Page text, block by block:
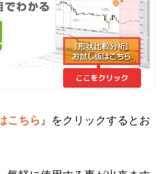
こちら』をクリックするとお